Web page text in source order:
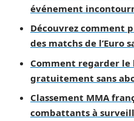
événement
Découvrez comment
des matchs de l’Euro
Comment regarder le
gratuitement sans
Classement MMA
combattants à